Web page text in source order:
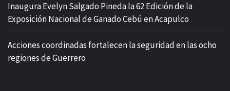
Inaugura Evelyn Salgado Pineda la 62 Edición de la
Exposición Nacional de Ganado Cebú en Acapulco
Acciones coordinadas fortalecen la seguridad en las ocho
regiones de Guerrero